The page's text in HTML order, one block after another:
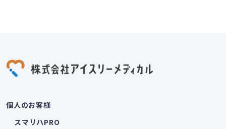
個人のお客様
スマリハPRO